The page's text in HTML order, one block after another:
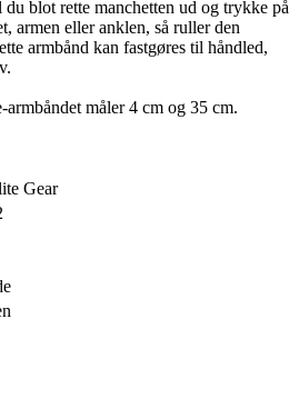
du blot rette manchetten ud og trykke på
armen eller anklen, så ruller den
armbånd kan fastgøres til håndled,
armbåndet måler 4 cm og 35 cm.
Gear